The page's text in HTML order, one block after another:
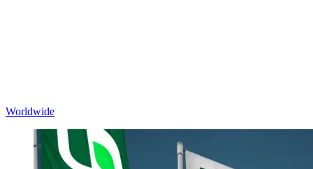
Worldwide